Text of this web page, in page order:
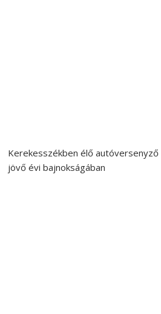
Kerekesszékben élő autóversenyző
jövő évi bajnokságában